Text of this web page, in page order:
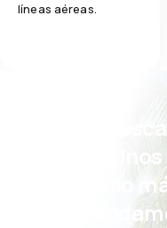
líneas aéreas.
¡Eh!
incluso